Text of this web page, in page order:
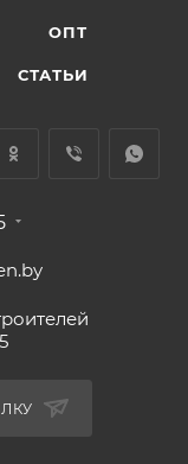
ОПТ
СТАТЬИ